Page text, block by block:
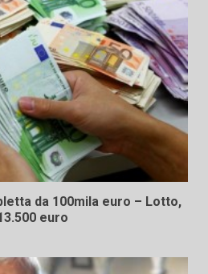
da 100mila euro – Lotto,
euro